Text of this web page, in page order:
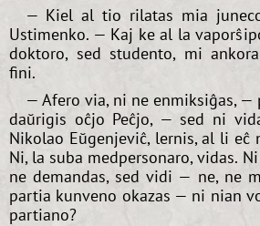
— Kiel al tio rilatas mia
Ustimenko. — Kaj ke al la
doktoro, sed studento, mi
fini.
— Afero via, ni ne enmiksiĝas, —
daŭrigis oĉjo Peĉjo, — sed ni
Nikolao Eŭgenjeviĉ, lernis, al li
Ni, la suba medpersonaro, vidas.
ne demandas, sed vidi — ne, ne
partia kunveno okazas — ni nian
partiano?